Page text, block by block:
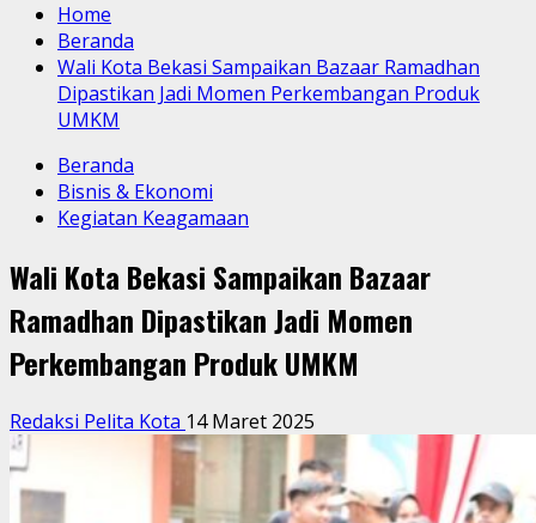
Home
Beranda
Wali Kota Bekasi Sampaikan Bazaar Ramadhan
Dipastikan Jadi Momen Perkembangan Produk
UMKM
Beranda
Bisnis & Ekonomi
Kegiatan Keagamaan
Wali Kota Bekasi Sampaikan Bazaar
Ramadhan Dipastikan Jadi Momen
Perkembangan Produk UMKM
Redaksi Pelita Kota 14 Maret 2025